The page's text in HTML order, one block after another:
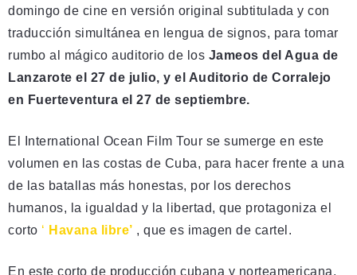
domingo de cine en versión original subtitulada y con
traducción simultánea en lengua de signos, para tomar
rumbo al mágico auditorio de los Jameos del Agua de
Lanzarote el 27 de julio, y el Auditorio de Corralejo
en Fuerteventura el 27 de septiembre.
El International Ocean Film Tour se sumerge en este
volumen en las costas de Cuba, para hacer frente a una
de las batallas más honestas, por los derechos
humanos, la igualdad y la libertad, que protagoniza el
corto ‘ Havana libre’ , que es imagen de cartel.
En este corto de producción cubana y norteamericana,